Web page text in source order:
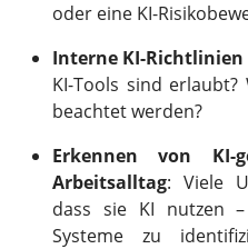
oder eine KI-
Interne KI-Richtlinien
KI-Tools sind
beachtet werden?
Erkennen von KI-
Arbeitsalltag: Viele
dass sie KI nutzen
Systeme zu